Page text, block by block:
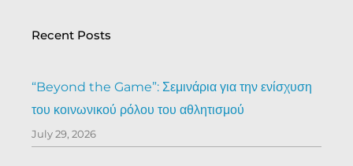
Recent Posts
“Beyond the Game”: Σεμινάρια για την ενίσχυση
του κοινωνικού ρόλου του αθλητισμού
July 29, 2026